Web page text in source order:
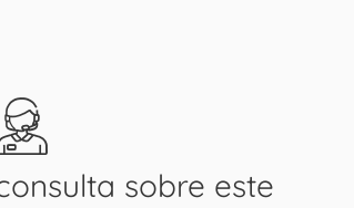
sobre este